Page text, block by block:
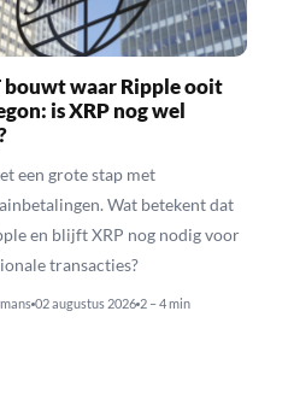
bouwt waar Ripple ooit
is XRP nog wel
een grote stap met
Wat betekent dat
en blijft XRP nog nodig voor
transacties?
02 augustus 2026 2 – 4 min